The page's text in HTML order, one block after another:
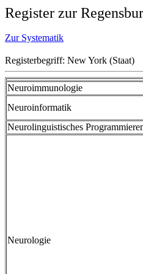
Register zur
Zur Systematik
Registerbegriff: New York (Staat)
Neuroimmunologie
Neuroinformatik
Neurolinguistisches
Neurologie